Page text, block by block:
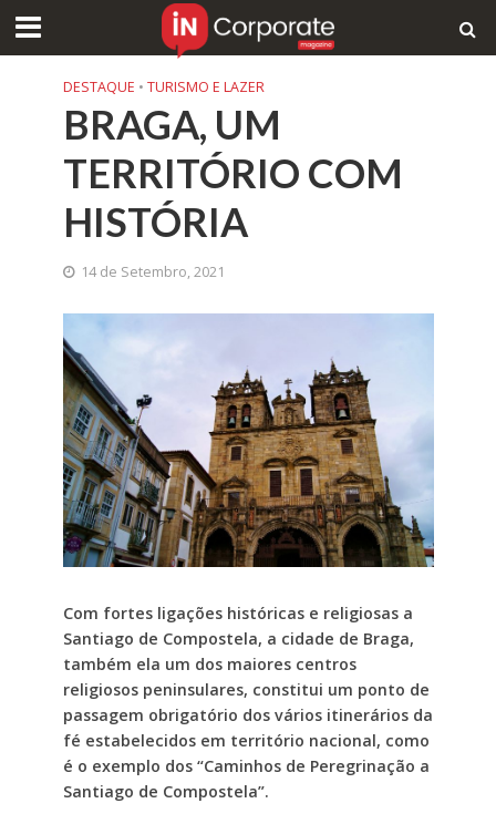
DESTAQUE • TURISMO E LAZER
BRAGA, UM
TERRITÓRIO COM
HISTÓRIA
14 de Setembro, 2021
Com fortes ligações históricas e religiosas a
Santiago de Compostela, a cidade de Braga,
também ela um dos maiores centros
religiosos peninsulares, constitui um ponto de
passagem obrigatório dos vários itinerários da
fé estabelecidos em território nacional, como
é o exemplo dos “Caminhos de Peregrinação a
Santiago de Compostela”.